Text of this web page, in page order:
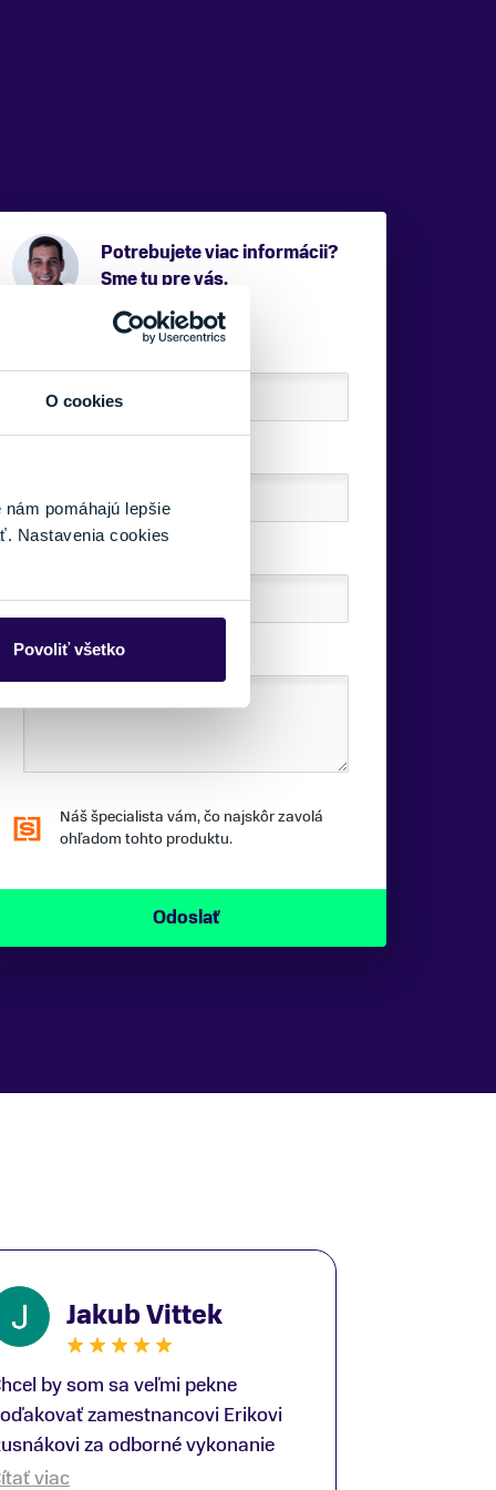
O cookies
pomáhajú lepšie
Nastavenia cookies
Povoliť všetko
Potrebujete viac informácii?
Sme tu pre vás.
SPRÁVA:
Náš špecialista vám, čo najskôr zavolá
ohľadom tohto produktu.
Jakub Vittek
by som sa veľmi pekne
zamestnancovi Erikovi
za odborné vykonanie
fittingu. Je to super človek na
viac